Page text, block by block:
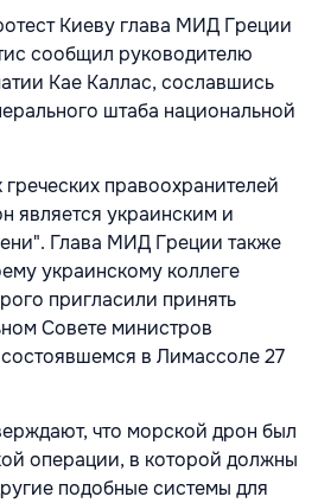
Киеву глава МИД Греции
сообщил руководителю
Кае Каллас, сославшись
штаба национальной
правоохранителей
является украинским и
Глава МИД Греции также
украинскому коллеге
пригласили принять
Совете министров
в Лимассоле 27
что морской дрон был
операции, в которой должны
подобные системы для